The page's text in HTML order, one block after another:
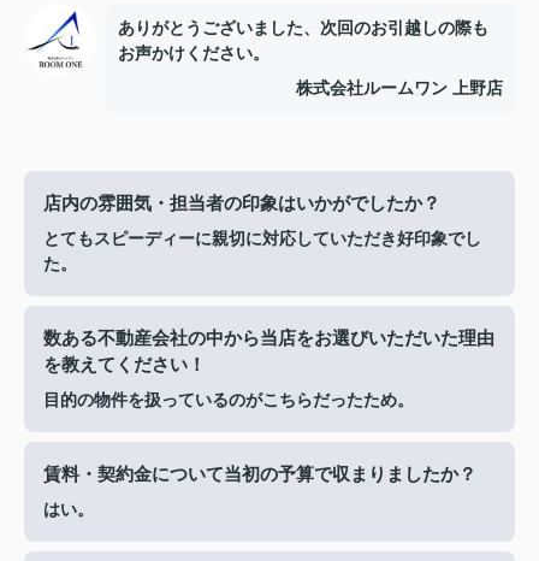
ありがとうございました、次回のお引越しの際も
お声かけください。
株式会社ルームワン 上野店
店内の雰囲気・担当者の印象はいかがでしたか？
とてもスピーディーに親切に対応していただき好印象でし
た。
数ある不動産会社の中から当店をお選びいただいた理由
を教えてください！
目的の物件を扱っているのがこちらだったため。
賃料・契約金について当初の予算で収まりましたか？
はい。